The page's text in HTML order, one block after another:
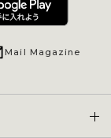
Mail Magazine